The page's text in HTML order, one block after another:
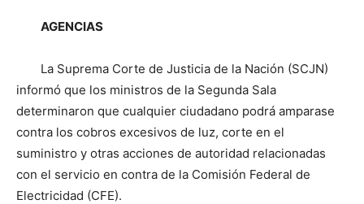
AGENCIAS
La Suprema Corte de Justicia de la Nación (SCJN)
informó que los ministros de la Segunda Sala
determinaron que cualquier ciudadano podrá amparase
contra los cobros excesivos de luz, corte en el
suministro y otras acciones de autoridad relacionadas
con el servicio en contra de la Comisión Federal de
Electricidad (CFE).